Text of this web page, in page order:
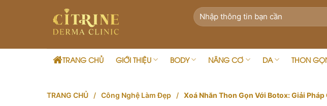
TRANG CHỦ GIỚI THIỆU BODY NÂNG CƠ DA THON
TRANG CHỦ / Công Nghệ Làm Đẹp / Xoá Nhăn Thon Gọn Với Botox: Giải